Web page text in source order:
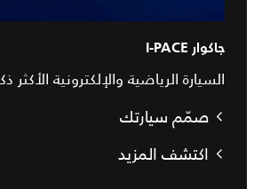
جاكوار I‑PACE
السيارة الرياضية والإلكترونية
صمّم سيارتك
اكتشف المزيد